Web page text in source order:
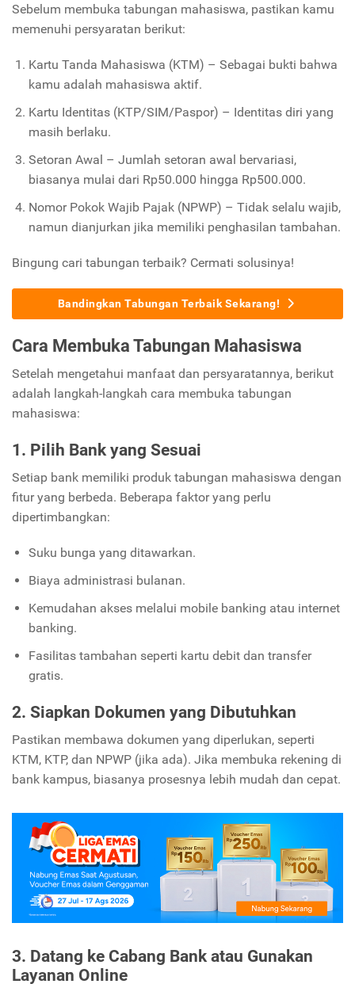
Sebelum membuka tabungan mahasiswa, pastikan kamu
memenuhi persyaratan berikut:
Kartu Tanda Mahasiswa (KTM) – Sebagai bukti bahwa
kamu adalah mahasiswa aktif.
Kartu Identitas (KTP/SIM/Paspor) – Identitas diri yang
masih berlaku.
Setoran Awal – Jumlah setoran awal bervariasi,
biasanya mulai dari Rp50.000 hingga Rp500.000.
Nomor Pokok Wajib Pajak (NPWP) – Tidak selalu wajib,
namun dianjurkan jika memiliki penghasilan tambahan.
Bingung cari tabungan terbaik? Cermati solusinya!
Bandingkan Tabungan Terbaik Sekarang!
Cara Membuka Tabungan Mahasiswa
Setelah mengetahui manfaat dan persyaratannya, berikut
adalah langkah-langkah cara membuka tabungan
mahasiswa:
1. Pilih Bank yang Sesuai
Setiap bank memiliki produk tabungan mahasiswa dengan
fitur yang berbeda. Beberapa faktor yang perlu
dipertimbangkan:
Suku bunga yang ditawarkan.
Biaya administrasi bulanan.
Kemudahan akses melalui mobile banking atau internet
banking.
Fasilitas tambahan seperti kartu debit dan transfer
gratis.
2. Siapkan Dokumen yang Dibutuhkan
Pastikan membawa dokumen yang diperlukan, seperti
KTM, KTP, dan NPWP (jika ada). Jika membuka rekening di
bank kampus, biasanya prosesnya lebih mudah dan cepat.
3. Datang ke Cabang Bank atau Gunakan
Layanan Online